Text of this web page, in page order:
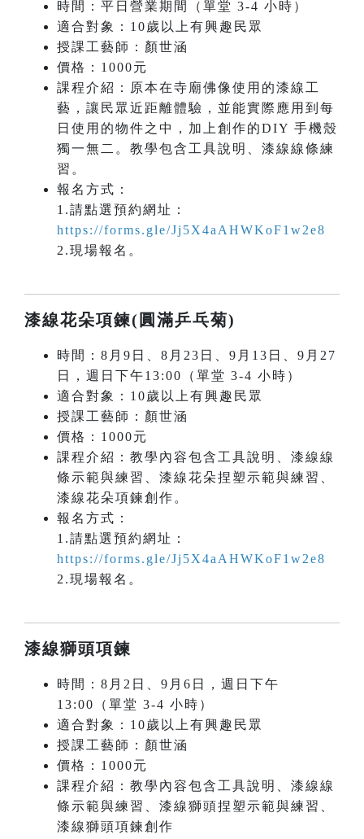
時間：平日營業期間（單堂 3-4 小時）
適合對象：10歲以上有興趣民眾
授課工藝師：顏世涵
價格：1000元
課程介紹：原本在寺廟佛像使用的漆線工
藝，讓民眾近距離體驗，並能實際應用到每
日使用的物件之中，加上創作的DIY 手機殼
獨一無二。教學包含工具說明、漆線線條練
習。
報名方式：
1.請點選預約網址：
https://forms.gle/Jj5X4aAHWKoF1w2e8
2.現場報名。
漆線花朵項鍊(圓滿乒乓菊)
時間：8月9日、8月23日、9月13日、9月27
日，週日下午13:00（單堂 3-4 小時）
適合對象：10歲以上有興趣民眾
授課工藝師：顏世涵
價格：1000元
課程介紹：教學內容包含工具說明、漆線線
條示範與練習、漆線花朵捏塑示範與練習、
漆線花朵項鍊創作。
報名方式：
1.請點選預約網址：
https://forms.gle/Jj5X4aAHWKoF1w2e8
2.現場報名。
漆線獅頭項鍊
時間：8月2日、9月6日，週日下午
13:00（單堂 3-4 小時）
適合對象：10歲以上有興趣民眾
授課工藝師：顏世涵
價格：1000元
課程介紹：教學內容包含工具說明、漆線線
條示範與練習、漆線獅頭捏塑示範與練習、
漆線獅頭項鍊創作